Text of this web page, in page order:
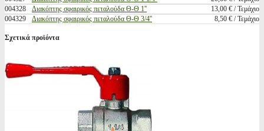
004328
Διακόπτης σφαιρικός πεταλούδα Θ-Θ 1''
13,00 € / Τεμάχιο
004329
Διακόπτης σφαιρικός πεταλούδα Θ-Θ 3/4'' 8,50 € / Τεμάχιο
Σχετικά προϊόντα